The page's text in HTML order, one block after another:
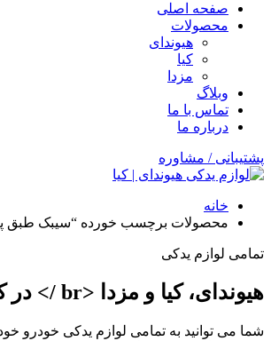
صفحه اصلی
محصولات
هیوندای
کیا
مزدا
وبلاگ
تماس با ما
درباره ما
پشتیبانی / مشاوره
خانه
محصولات برچسب خورده “سیبک طبق
تمامی لوازم یدکی
هیوندای، کیا و مزدا <br /> در کارینا یدک
شما می توانید به تمامی لوازم یدکی خودرو